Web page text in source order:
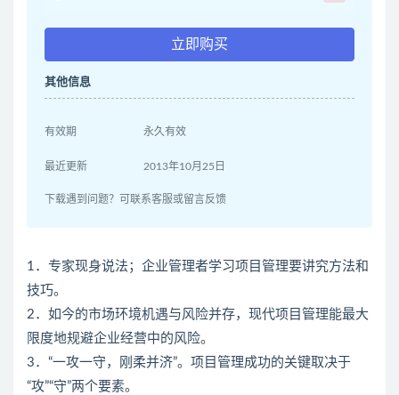
立即购买
其他信息
有效期 永久有效
最近更新 2013年10月25日
下载遇到问题？可联系客服或留言反馈
1．专家现身说法；企业管理者学习项目管理要讲究方法和
技巧。
2．如今的市场环境机遇与风险并存，现代项目管理能最大
限度地规避企业经营中的风险。
3．“一攻一守，刚柔并济”。项目管理成功的关键取决于
“攻”“守”两个要素。